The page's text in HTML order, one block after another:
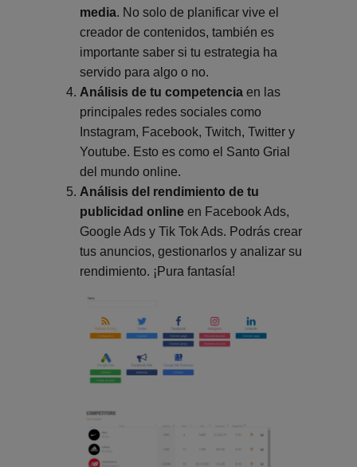
media. No solo de planificar vive el
creador de contenidos, también es
importante saber si tu estrategia ha
servido para algo o no.
Análisis de tu competencia en las
principales redes sociales como
Instagram, Facebook, Twitch, Twitter y
Youtube. Esto es como el Santo Grial
del mundo online.
Análisis del rendimiento de tu
publicidad online en Facebook Ads,
Google Ads y Tik Tok Ads. Podrás crear
tus anuncios, gestionarlos y analizar su
rendimiento. ¡Pura fantasía!